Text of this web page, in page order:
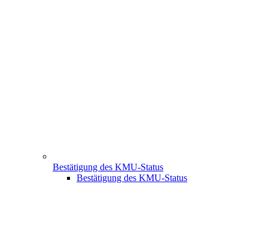
Bestätigung des KMU-Status
Bestätigung des KMU-Status